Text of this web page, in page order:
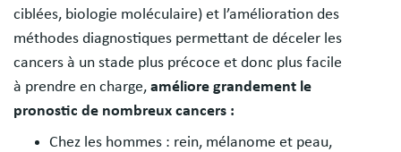
ciblées, biologie moléculaire) et l’amélioration des
méthodes diagnostiques permettant de déceler les
cancers à un stade plus précoce et donc plus facile
à prendre en charge, améliore grandement le
pronostic de nombreux cancers :
Chez les hommes : rein, mélanome et peau,